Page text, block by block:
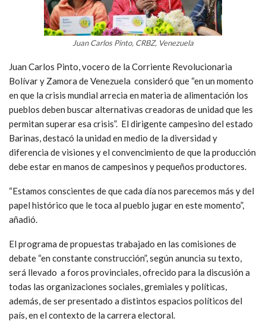
Juan Carlos Pinto, CRBZ, Venezuela
Juan Carlos Pinto, vocero de la Corriente Revolucionaria
Bolívar y Zamora de Venezuela consideró que “en un momento
en que la crisis mundial arrecia en materia de alimentación los
pueblos deben buscar alternativas creadoras de unidad que les
permitan superar esa crisis”. El dirigente campesino del estado
Barinas, destacó la unidad en medio de la diversidad y
diferencia de visiones y el convencimiento de que la producción
debe estar en manos de campesinos y pequeños productores.
“Estamos conscientes de que cada día nos parecemos más y del
papel histórico que le toca al pueblo jugar en este momento”,
añadió.
El programa de propuestas trabajado en las comisiones de
debate “en constante construcción”, según anuncia su texto,
será llevado a foros provinciales, ofrecido para la discusión a
todas las organizaciones sociales, gremiales y políticas,
además, de ser presentado a distintos espacios políticos del
país, en el contexto de la carrera electoral.